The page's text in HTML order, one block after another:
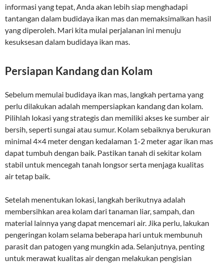
informasi yang tepat, Anda akan lebih siap menghadapi
tantangan dalam budidaya ikan mas dan memaksimalkan hasil
yang diperoleh. Mari kita mulai perjalanan ini menuju
kesuksesan dalam budidaya ikan mas.
Persiapan Kandang dan Kolam
Sebelum memulai budidaya ikan mas, langkah pertama yang
perlu dilakukan adalah mempersiapkan kandang dan kolam.
Pilihlah lokasi yang strategis dan memiliki akses ke sumber air
bersih, seperti sungai atau sumur. Kolam sebaiknya berukuran
minimal 4×4 meter dengan kedalaman 1-2 meter agar ikan mas
dapat tumbuh dengan baik. Pastikan tanah di sekitar kolam
stabil untuk mencegah tanah longsor serta menjaga kualitas
air tetap baik.
Setelah menentukan lokasi, langkah berikutnya adalah
membersihkan area kolam dari tanaman liar, sampah, dan
material lainnya yang dapat mencemari air. Jika perlu, lakukan
pengeringan kolam selama beberapa hari untuk membunuh
parasit dan patogen yang mungkin ada. Selanjutnya, penting
untuk merawat kualitas air dengan melakukan pengisian